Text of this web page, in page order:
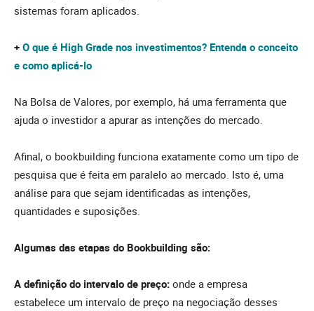
sistemas foram aplicados.
+ O que é High Grade nos investimentos? Entenda o conceito
e como aplicá-lo
Na Bolsa de Valores, por exemplo, há uma ferramenta que
ajuda o investidor a apurar as intenções do mercado.
Afinal, o bookbuilding funciona exatamente como um tipo de
pesquisa que é feita em paralelo ao mercado. Isto é, uma
análise para que sejam identificadas as intenções,
quantidades e suposições.
Algumas das etapas do Bookbuilding são:
A definição do intervalo de preço: onde a empresa
estabelece um intervalo de preço na negociação desses